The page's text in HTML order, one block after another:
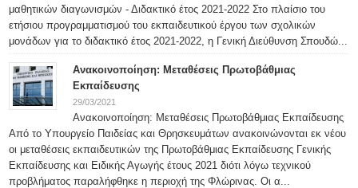
μαθητικών διαγωνισμών - Διδακτικό έτος 2021-2022 Στο πλαίσιο του
ετήσιου προγραμματισμού του εκπαιδευτικού έργου των σχολικών
μονάδων για το διδακτικό έτος 2021-2022, η Γενική Διεύθυνση Σπουδώ...
Ανακοινοποίηση: Μεταθέσεις Πρωτοβάθμιας
Εκπαίδευσης
29/03/2021
Ανακοινοποίηση: Μεταθέσεις Πρωτοβάθμιας Εκπαίδευσης
Από το Υπουργείο Παιδείας και Θρησκευμάτων ανακοινώνονται εκ νέου
οι μεταθέσεις εκπαιδευτικών της Πρωτοβάθμιας Εκπαίδευσης Γενικής
Εκπαίδευσης και Ειδικής Αγωγής έτους 2021 διότι λόγω τεχνικού
προβλήματος παραλήφθηκε η περιοχή της Φλώρινας. Οι α...